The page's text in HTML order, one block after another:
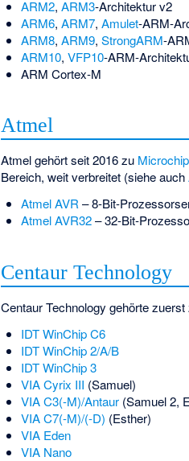
ARM2, ARM3-Architektur v2
ARM6, ARM7, Amulet-ARM-
ARM8, ARM9, StrongARM-
ARM10, VFP10-ARM-
ARM Cortex-M
Atmel
Atmel gehört seit 2016 zu Microchip
Bereich, weit verbreitet (siehe auch
Atmel AVR – 8-Bit-
Atmel AVR32– 32-Bit-
Centaur Technology
Centaur Technology gehörte zuerst
IDT WinChip C6
IDT WinChip 2/A/B
IDT WinChip 3
VIA Cyrix III (Samuel)
VIA C3(-M)/Antaur(Samuel 2,
VIA C7(-M)/(-D) (Esther)
VIA Eden
VIA Nano